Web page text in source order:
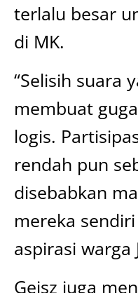
terlalu besar
di MK.
“Selisih suara
membuat
logis.
rendah pun
disebabkan
mereka
aspirasi warga
Geisz juga